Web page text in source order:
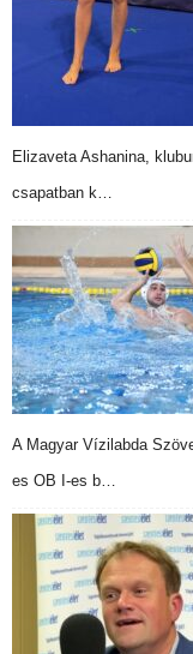
Elizaveta Ashanina,
csapatban k…
A Magyar Vízilabda
es OB I-es b…